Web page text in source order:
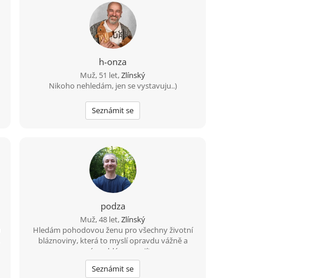
h-onza
Muž, 51 let,Zlínský
Nikoho nehledám, jen se vystavuju..)
Seznámit se
podza
Muž, 48 let,Zlínský
Hledám pohodovou ženu pro všechny životní
bláznoviny, která to myslí opravdu vážně a
nemá problém se sejít.
Seznámit se